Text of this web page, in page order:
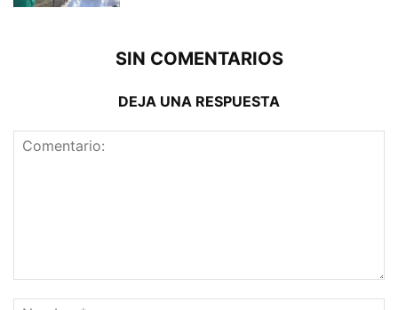
SIN COMENTARIOS
DEJA UNA RESPUESTA